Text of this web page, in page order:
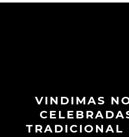
VINDIMAS
TRADICIONAL